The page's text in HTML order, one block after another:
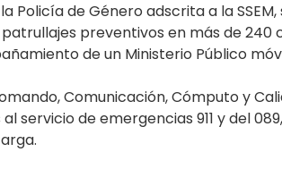
Policía de Género adscrita a la
preventivos en más de
de un Ministerio Público
Comunicación, Cómputo y
servicio de emergencias 911 y del